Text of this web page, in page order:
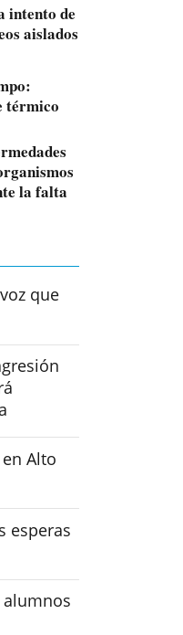
intento de
aislados
térmico
la falta
que
Alto
esperas
alumnos